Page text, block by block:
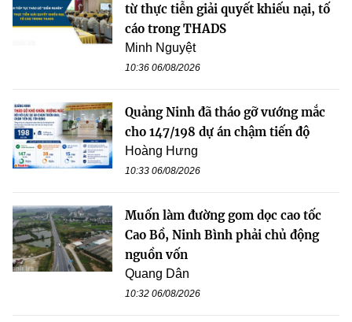
từ thực tiễn giải quyết khiếu nại, tố
cáo trong THADS
Minh Nguyệt
10:36 06/08/2026
Quảng Ninh đã tháo gỡ vướng mắc
cho 147/198 dự án chậm tiến độ
Hoàng Hưng
10:33 06/08/2026
Muốn làm đường gom dọc cao tốc
Cao Bồ, Ninh Bình phải chủ động
nguồn vốn
Quang Dân
10:32 06/08/2026